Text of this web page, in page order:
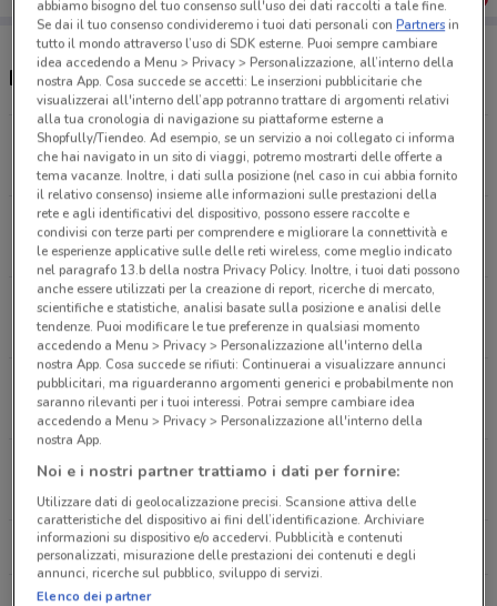
Negozi Credem a Spinea
Via Daniele Maninm 23 Mestre
5.7 km
Via San Pio X, 17 Mestre
6 km
Piazza Duca D'Aosta, 11 Mogliano Veneto
9.4 km
San Marco, 4107 Venezia
14.3 km
Viale Fratelli Cairoli, 183 Treviso
21 km
Tutti i negozi Credem
abbiamo bisogno del tuo consenso sull'uso dei dati raccolti a tale fine.
Se dai il tuo consenso condivideremo i tuoi dati personali conPartnersin
tutto il mondo attraverso l’uso di SDK esterne. Puoi sempre cambiare
idea accedendo a Menu > Privacy > Personalizzazione, all’interno della
nostra App. Cosa succede se accetti: Le inserzioni pubblicitarie che
visualizzerai all'interno dell’app potranno trattare di argomenti relativi
alla tua cronologia di navigazione su piattaforme esterne a
Shopfully/Tiendeo. Ad esempio, se un servizio a noi collegato ci informa
che hai navigato in un sito di viaggi, potremo mostrarti delle offerte a
tema vacanze. Inoltre, i dati sulla posizione (nel caso in cui abbia fornito
il relativo consenso) insieme alle informazioni sulle prestazioni della
rete e agli identificativi del dispositivo, possono essere raccolte e
condivisi con terze parti per comprendere e migliorare la connettività e
le esperienze applicative sulle delle reti wireless, come meglio indicato
nel paragrafo 13.b della nostra Privacy Policy. Inoltre, i tuoi dati possono
anche essere utilizzati per la creazione di report, ricerche di mercato,
scientifiche e statistiche, analisi basate sulla posizione e analisi delle
tendenze. Puoi modificare le tue preferenze in qualsiasi momento
accedendo a Menu > Privacy > Personalizzazione all'interno della
nostra App. Cosa succede se rifiuti: Continuerai a visualizzare annunci
pubblicitari, ma riguarderanno argomenti generici e probabilmente non
saranno rilevanti per i tuoi interessi. Potrai sempre cambiare idea
accedendo a Menu > Privacy > Personalizzazione all'interno della
nostra App.
Noi e i nostri partner trattiamo i dati per fornire:
Utilizzare dati di geolocalizzazione precisi. Scansione attiva delle
caratteristiche del dispositivo ai fini dell’identificazione. Archiviare
informazioni su dispositivo e/o accedervi. Pubblicità e contenuti
personalizzati, misurazione delle prestazioni dei contenuti e degli
annunci, ricerche sul pubblico, sviluppo di servizi.
Elenco dei partner